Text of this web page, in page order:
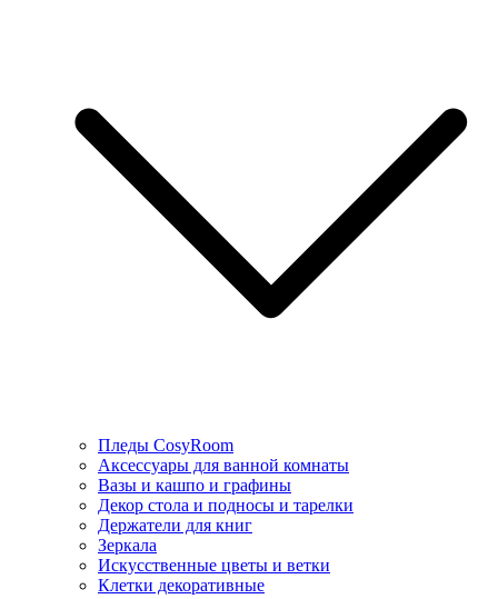
Пледы CosyRoom
Аксессуары для ванной комнаты
Вазы и кашпо и графины
Декор стола и подносы и тарелки
Держатели для книг
Зеркала
Искусcтвенные цветы и ветки
Клетки декоративные